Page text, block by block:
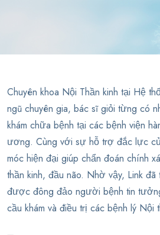
Chuyên khoa Nội Thần kinh tại Hệ
ngũ chuyên gia, bác sĩ giỏi từng có
khám chữa bệnh tại các bệnh viện
ương. Cùng với sự hỗ trợ đắc lực
móc hiện đại giúp chẩn đoán chính
thần kinh, đầu não. Nhờ vậy, Link
được đông đảo người bệnh tin
cầu khám và điều trị các bệnh lý Nội